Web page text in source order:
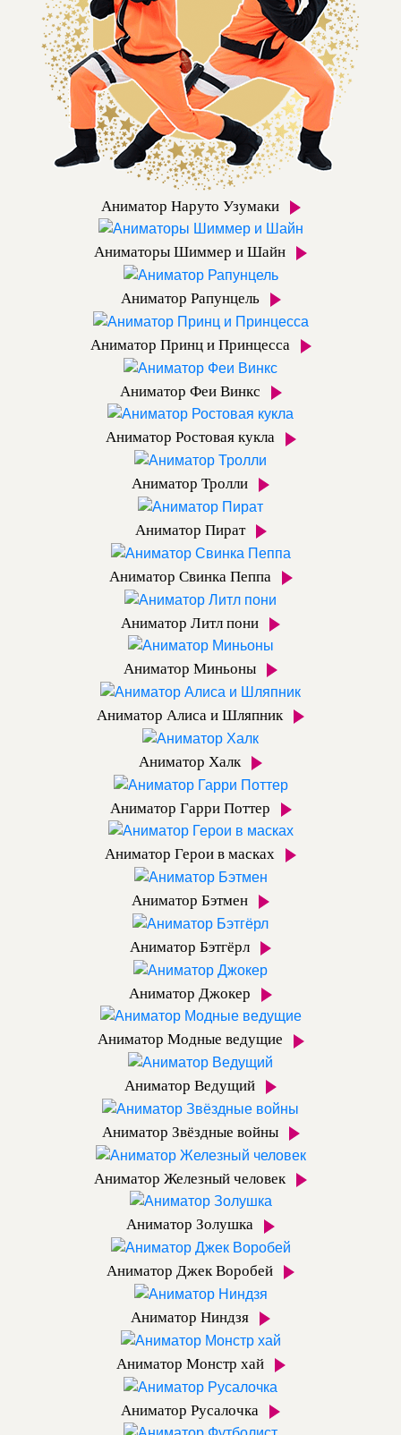
Аниматор Наруто Узумаки
Аниматоры Шиммер и Шайн
Аниматор Рапунцель
Аниматор Принц и Принцесса
Аниматор Феи Винкс
Аниматор Ростовая кукла
Аниматор Тролли
Аниматор Пират
Аниматор Свинка Пеппа
Аниматор Литл пони
Аниматор Миньоны
Аниматор Алиса и Шляпник
Аниматор Халк
Аниматор Гарри Поттер
Аниматор Герои в масках
Аниматор Бэтмен
Аниматор Бэтгёрл
Аниматор Джокер
Аниматор Модные ведущие
Аниматор Ведущий
Аниматор Звёздные войны
Аниматор Железный человек
Аниматор Золушка
Аниматор Джек Воробей
Аниматор Ниндзя
Аниматор Монстр хай
Аниматор Русалочка